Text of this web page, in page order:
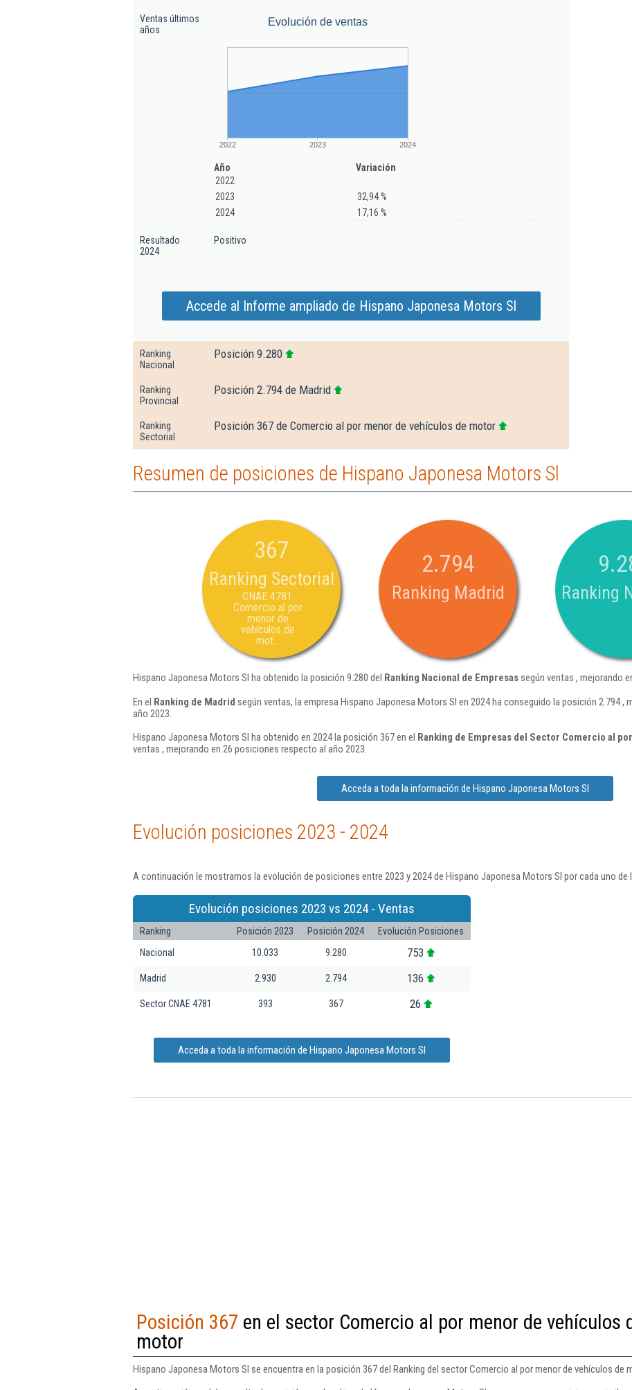
Ventas últimos
años
Evolución de ventas
2022 2023 2024
Año
Variación
2022
2023
32,94 %
2024
17,16 %
Resultado
2024
Positivo
Accede al Informe ampliado de Hispano Japonesa Motors Sl
Ranking
Nacional
Posición 9.280
Ranking
Provincial
Posición 2.794 de Madrid
Ranking
Sectorial
Posición 367 de Comercio al por menor de vehículos de motor
Resumen de posiciones de Hispano Japonesa Motors Sl
367
Ranking Sectorial
CNAE 4781:
Comercio al por
menor de
vehículos de
mot...
2.794
Ranking Madrid Ranking
Hispano Japonesa Motors Sl ha obtenido la posición 9.280 del Ranking Nacional de Empresassegún ventas , mejorando
En el Ranking de Madrid según ventas, la empresa Hispano Japonesa Motors Sl en 2024 ha conseguido la posición 2.794 ,
año 2023.
Hispano Japonesa Motors Sl ha obtenido en 2024 la posición 367 en el Ranking de Empresas del Sector Comercio al
ventas , mejorando en 26 posiciones respecto al año 2023.
Acceda a toda la información de Hispano Japonesa Motors Sl
Evolución posiciones 2023 - 2024
A continuación le mostramos la evolución de posiciones entre 2023 y 2024 de Hispano Japonesa Motors Sl por cada uno de
Evolución posiciones 2023 vs 2024 - Ventas
Ranking Posición 2023 Posición 2024
Evolución Posiciones
Nacional
10.033 9.280 753
Madrid 2.930 2.794 136
Sector CNAE 4781 393 367 26
Acceda a toda la información de Hispano Japonesa Motors Sl
Posición 367 en el sector Comercio al por menor de vehículos
motor
Hispano Japonesa Motors Sl se encuentra en la posición 367 del Ranking del sector Comercio al por menor de vehículos de